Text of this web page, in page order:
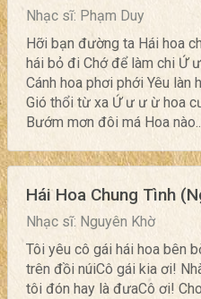
Nhạc sĩ: Phạm Duy
Hỡi bạn đường ta Hái hoa
hái bỏ đi Chớ để làm chi Ứ
Cánh hoa phơi phới Yêu làn
Gió thổi từ xa Ứ ư ư ừ hoa
Bướm mơn đôi má Hoa
Hái Hoa Chung Tình
Nhạc sĩ: Nguyên Khờ
Tôi yêu cô gái hái hoa bên
trên đồi núiCô gái kia ơi!
tôi đón hay là đưaCô ơi!